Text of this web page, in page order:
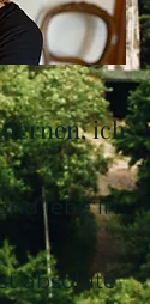
ich
lebe in
absolute